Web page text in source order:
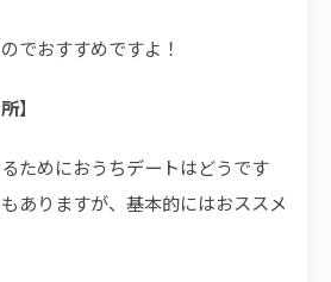
でおすすめですよ！
】
ためにおうちデートはどうです
ありますが、基本的にはおススメ